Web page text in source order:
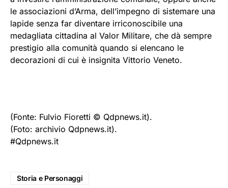
le associazioni d’Arma, dell’impegno di sistemare una
lapide senza far diventare irriconoscibile una
medagliata cittadina al Valor Militare, che dà sempre
prestigio alla comunità quando si elencano le
decorazioni di cui è insignita Vittorio Veneto.
(Fonte: Fulvio Fioretti © Qdpnews.it).
(Foto: archivio Qdpnews.it).
#Qdpnews.it
Storia e Personaggi